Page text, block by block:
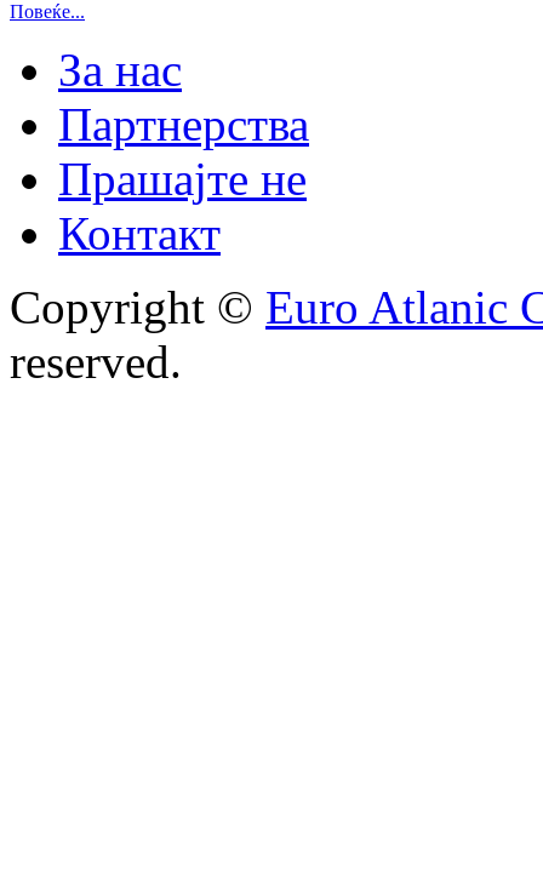
Повеќе...
За нас
Партнерства
Прашајте не
Контакт
Copyright © Euro Atlanic
reserved.